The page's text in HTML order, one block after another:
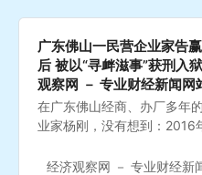
广东佛山一民营企业家告
后 被以“寻衅滋事”获刑入
观察网 － 专业财经新闻网
在广东佛山经商、办厂多年
业家杨刚，没有想到：2016
事故引发的打斗这样一起看
经济观察网 － 专业财经新